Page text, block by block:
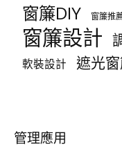
窗簾DIY 窗簾推
窗簾設計
軟裝設計 遮光
管理應用